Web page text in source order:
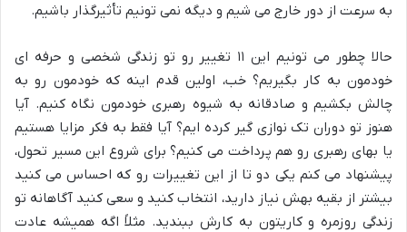
به سرعت از دور خارج می شیم و دیگه نمی تونیم تأثیرگذار باشیم.
حالا چطور می تونیم این ۱۱ تغییر رو تو زندگی شخصی و حرفه ای
خودمون به کار بگیریم؟ خب، اولین قدم اینه که خودمون رو به
چالش بکشیم و صادقانه به شیوه رهبری خودمون نگاه کنیم. آیا
هنوز تو دوران تک نوازی گیر کرده ایم؟ آیا فقط به فکر مزایا هستیم
یا بهای رهبری رو هم پرداخت می کنیم؟ برای شروع این مسیر تحول،
پیشنهاد می کنم یکی دو تا از این تغییرات رو که احساس می کنید
بیشتر از بقیه بهش نیاز دارید، انتخاب کنید و سعی کنید آگاهانه تو
زندگی روزمره و کاریتون به کارش ببندید. مثلاً اگه همیشه عادت